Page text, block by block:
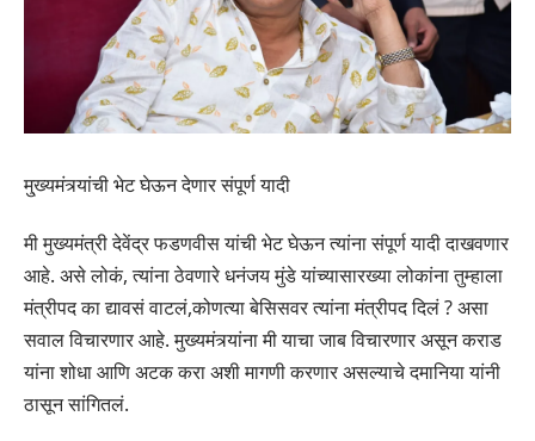
मु्ख्यमंत्र्यांची भेट घेऊन देणार संपूर्ण यादी
मी मुख्यमंत्री देवेंद्र फडणवीस यांची भेट घेऊन त्यांना संपूर्ण यादी दाखवणार
आहे. असे लोकं, त्यांना ठेवणारे धनंजय मुंडे यांच्यासारख्या लोकांना तुम्हाला
मंत्रीपद का द्यावसं वाटलं,कोणत्या बेसिसवर त्यांना मंत्रीपद दिलं ? असा
सवाल विचारणार आहे. मुख्यमंत्र्यांना मी याचा जाब विचारणार असून कराड
यांना शोधा आणि अटक करा अशी मागणी करणार असल्याचे दमानिया यांनी
ठासून सांगितलं.